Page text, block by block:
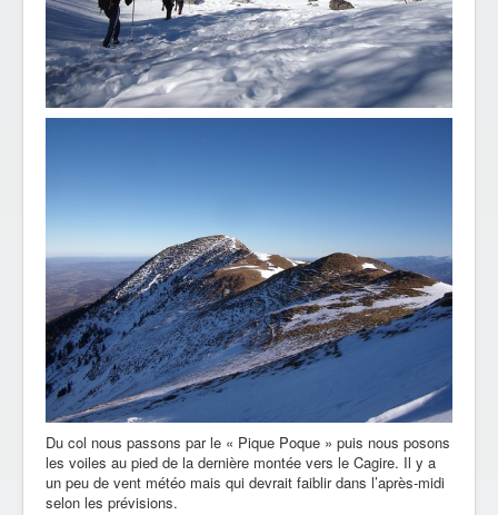
Du col nous passons par le « Pique Poque » puis nous posons
les voiles au pied de la dernière montée vers le Cagire. Il y a
un peu de vent météo mais qui devrait faiblir dans l’après-midi
selon les prévisions.